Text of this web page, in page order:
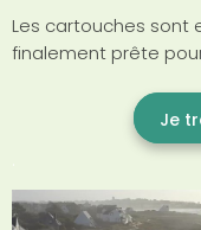
Les cartouches sont
finalement prête
Je